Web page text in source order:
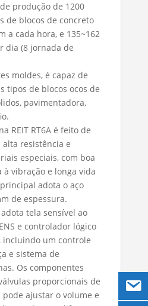
produção de 1200
de blocos de concreto
a cada hora, e 135~162
dia (8 jornada de
moldes, é capaz de
tipos de blocos ocos de
pavimentadora,
REIT RT6A é feito de
resistência e
especiais, com boa
à vibração e longa vida
adota o aço
de espessura.
tela sensível ao
e controlador lógico
incluindo um controle
e sistema de
Os componentes
proporcionais de
ajustar o volume e